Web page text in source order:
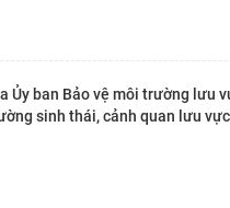
ban Bảo vệ môi trường lưu
sinh thái, cảnh quan lưu